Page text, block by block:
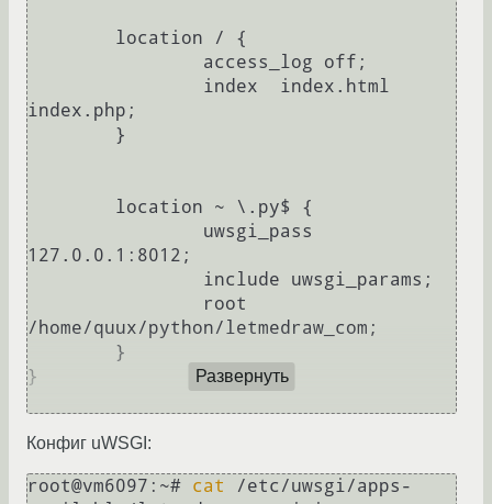
index.php;
127.0.0.1:8012;
/home/quux/python/letmedraw_com;
}
Развернуть
Конфиг uWSGI:
root@vm6097:~# cat
/etc/uwsgi/apps-